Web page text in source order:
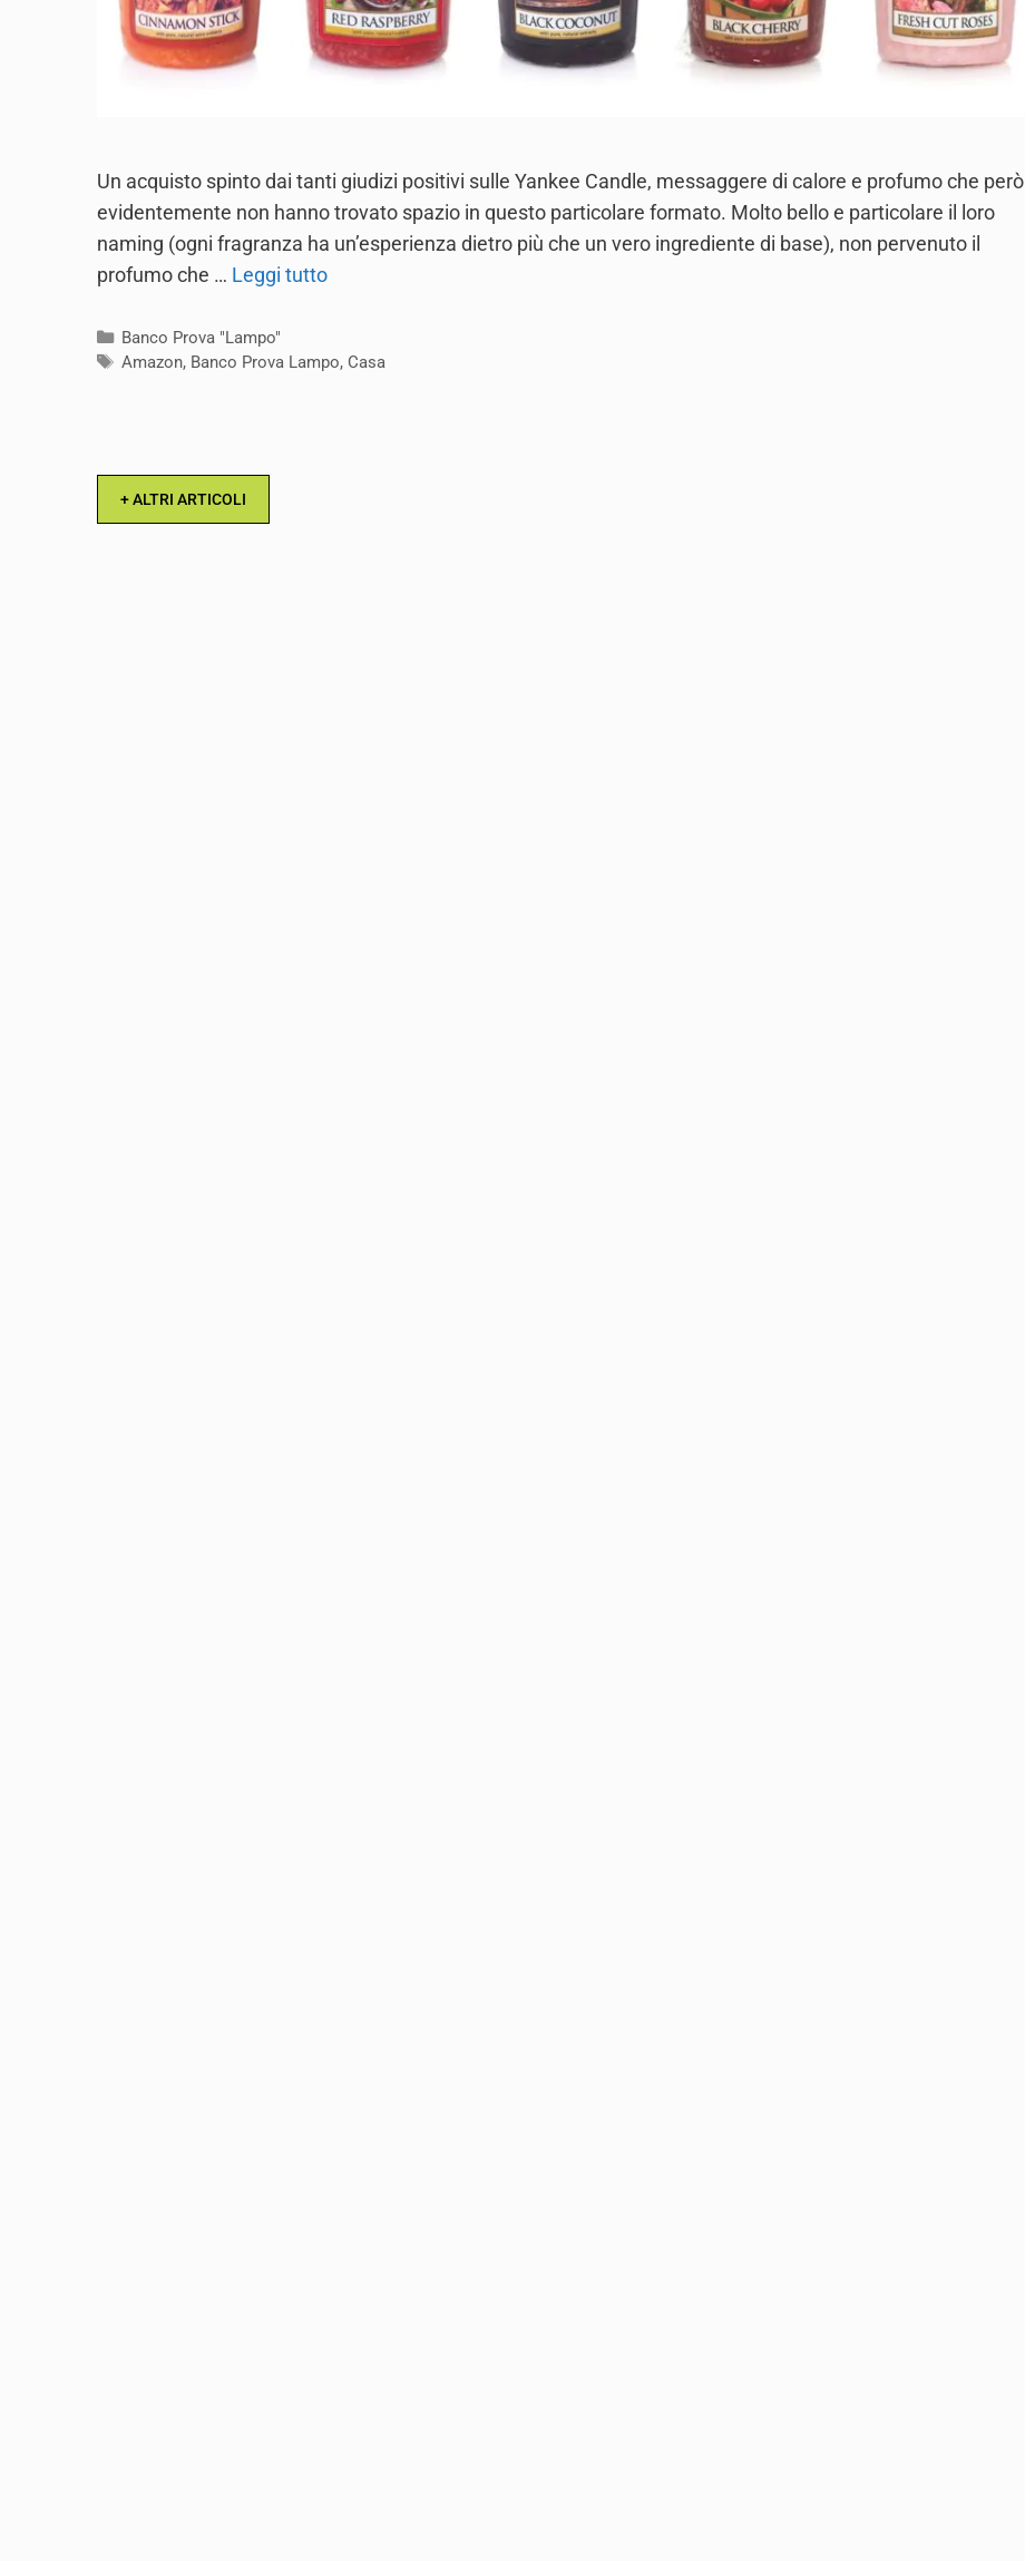
Un acquisto spinto dai tanti giudizi positivi sulle Yankee Candle, messaggere di calore e profumo che però
evidentemente non hanno trovato spazio in questo particolare formato. Molto bello e particolare il loro
naming (ogni fragranza ha un’esperienza dietro più che un vero ingrediente di base), non pervenuto il
profumo che … Leggi tutto
Categories
Banco Prova "Lampo"
Tags
Amazon, Banco Prova Lampo, Casa
+ ALTRI ARTICOLI